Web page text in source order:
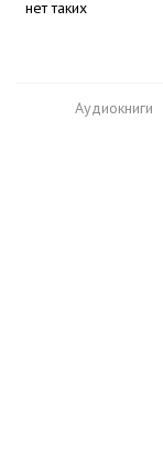
нет таких
Аудиокниги